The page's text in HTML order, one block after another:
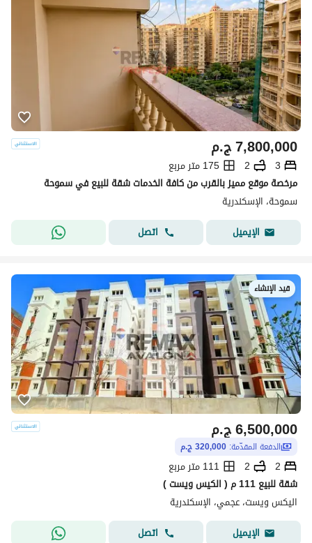
ج.م7,800,000
3
2
175 متر مربع
مرخصة موقع مميز بالقرب من كافة الخدمات شقة للبيع في سموحة
سموحة، الإسكندرية
الإيميل
اتصل
قيد الإنشاء
ج.م6,500,000
الدفعة المقدّمة: 320,000 ج.م
2
2
111 متر مربع
شقة للبيع 111 م ( الكيس ويست )
اليكس ويست، عجمي، الإسكندرية
الإيميل
اتصل